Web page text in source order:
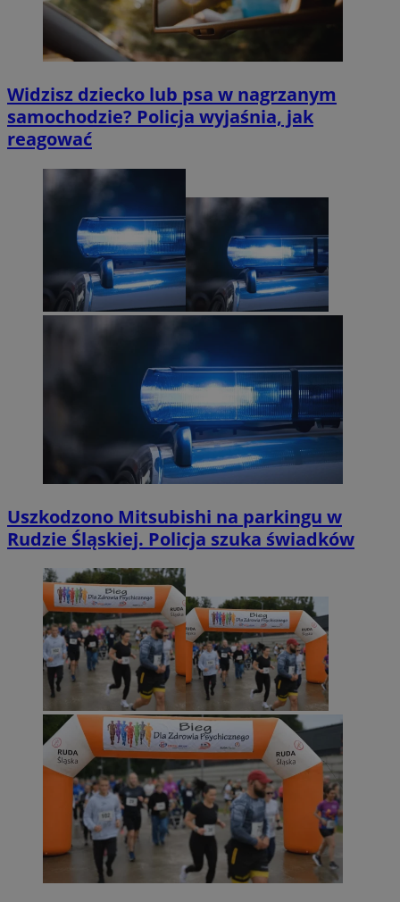
Widzisz dziecko lub psa w nagrzanym
samochodzie? Policja wyjaśnia, jak
reagować
Uszkodzono Mitsubishi na parkingu w
Rudzie Śląskiej. Policja szuka świadków